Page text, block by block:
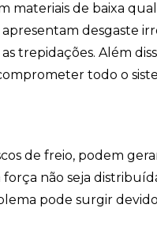
materiais de baixa
desgaste
trepidações. Além
todo o
de freio, podem
não seja
pode surgir